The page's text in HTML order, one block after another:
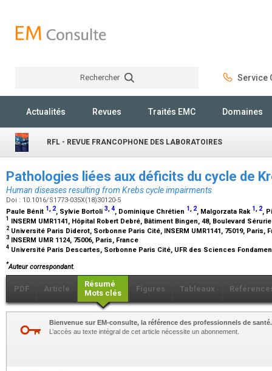
Rechercher Service
Actualités Revues Traités EMC Domaines
RFL - REVUE FRANCOPHONE DES LABORATOIRES
Pathologies liées aux déficits du cycle de
Human diseases resulting from Krebs cycle impairments
Doi : 10.1016/S1773-035X(18)30120-5
Paule Bénit 1, 2, Sylvie Bortoli 3,4, Dominique Chrétien 1, 2, Malgorzata Rak 1, 2,
1 INSERM UMR1141, Hôpital Robert Debré, Bâtiment Bingen, 48, Boulevard
2 Université Paris Diderot, Sorbonne Paris Cité, INSERM UMR1141, 75019, Paris,
3 INSERM UMR 1124, 75006, Paris, France
4 Université Paris Descartes, Sorbonne Paris Cité, UFR des Sciences
*Auteur correspondant.
PDF Article
Résumé
Mots clés
Figures Tableaux
Bienvenue sur EM-consulte, la référence des professionnels de santé.
L’accès au texte intégral de cet article nécessite un abonnement.